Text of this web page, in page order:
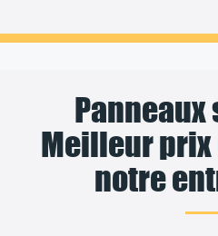
Panneaux
Meilleur
notre